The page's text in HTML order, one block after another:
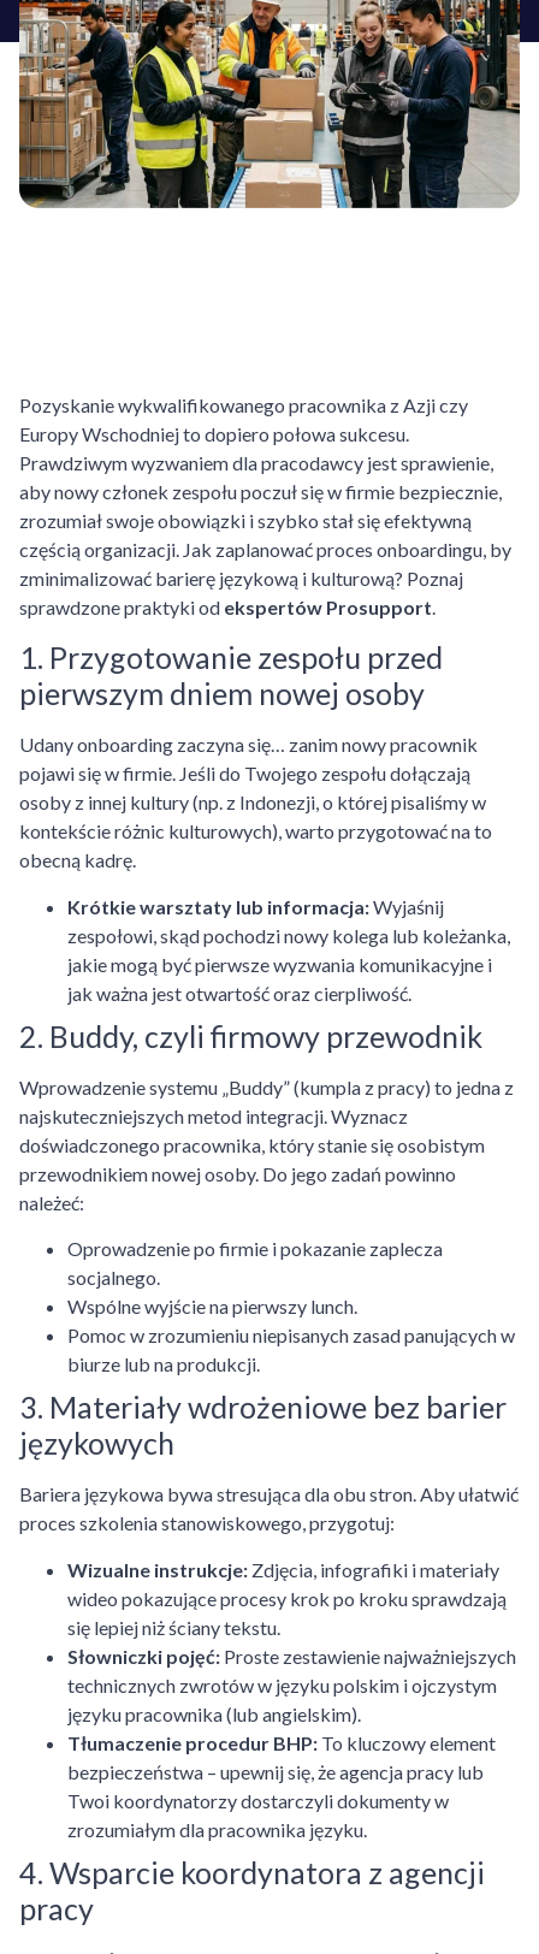
Pozyskanie wykwalifikowanego pracownika z Azji czy
Europy Wschodniej to dopiero połowa sukcesu.
Prawdziwym wyzwaniem dla pracodawcy jest sprawienie,
aby nowy członek zespołu poczuł się w firmie bezpiecznie,
zrozumiał swoje obowiązki i szybko stał się efektywną
częścią organizacji. Jak zaplanować proces onboardingu, by
zminimalizować barierę językową i kulturową? Poznaj
sprawdzone praktyki od ekspertów Prosupport.
1. Przygotowanie zespołu przed
pierwszym dniem nowej osoby
Udany onboarding zaczyna się… zanim nowy pracownik
pojawi się w firmie. Jeśli do Twojego zespołu dołączają
osoby z innej kultury (np. z Indonezji, o której pisaliśmy w
kontekście różnic kulturowych), warto przygotować na to
obecną kadrę.
Krótkie warsztaty lub informacja:Wyjaśnij
zespołowi, skąd pochodzi nowy kolega lub koleżanka,
jakie mogą być pierwsze wyzwania komunikacyjne i
jak ważna jest otwartość oraz cierpliwość.
2. Buddy, czyli firmowy przewodnik
Wprowadzenie systemu „Buddy” (kumpla z pracy) to jedna z
najskuteczniejszych metod integracji. Wyznacz
doświadczonego pracownika, który stanie się osobistym
przewodnikiem nowej osoby. Do jego zadań powinno
należeć:
Oprowadzenie po firmie i pokazanie zaplecza
socjalnego.
Wspólne wyjście na pierwszy lunch.
Pomoc w zrozumieniu niepisanych zasad panujących w
biurze lub na produkcji.
3. Materiały wdrożeniowe bez barier
językowych
Bariera językowa bywa stresująca dla obu stron. Aby ułatwić
proces szkolenia stanowiskowego, przygotuj:
Wizualne instrukcje: Zdjęcia, infografiki i materiały
wideo pokazujące procesy krok po kroku sprawdzają
się lepiej niż ściany tekstu.
Słowniczki pojęć: Proste zestawienie najważniejszych
technicznych zwrotów w języku polskim i ojczystym
języku pracownika (lub angielskim).
Tłumaczenie procedur BHP: To kluczowy element
bezpieczeństwa – upewnij się, że agencja pracy lub
Twoi koordynatorzy dostarczyli dokumenty w
zrozumiałym dla pracownika języku.
4. Wsparcie koordynatora z agencji
pracy